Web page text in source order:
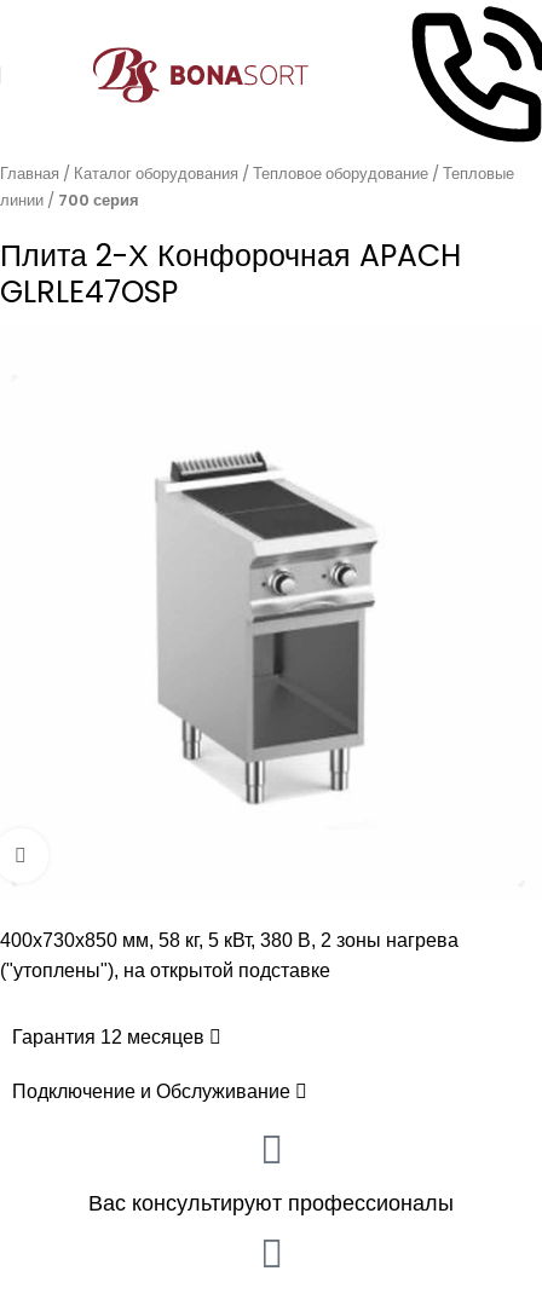
Главная Каталог оборудования Тепловое оборудование
Тепловые
линии
700 серия
Плита 2-Х Конфорочная APACH
GLRLE47OSP
400х730х850 мм, 58 кг, 5 кВт, 380 В, 2 зоны нагрева
("утоплены"), на открытой подставке
Гарантия 12 месяцев
Подключение и Обслуживание
Вас консультируют профессионалы